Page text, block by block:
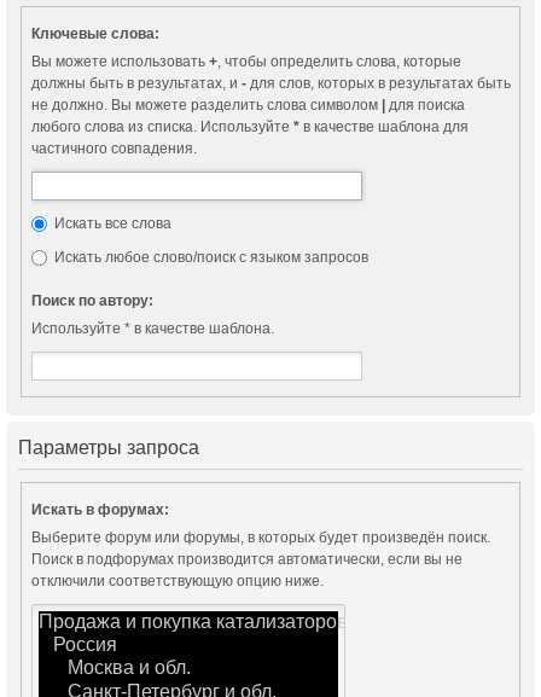
Ключевые слова:
Вы можете использовать +, чтобы определить слова, которые
должны быть в результатах, и -для слов, которых в результатах быть
не должно. Вы можете разделить слова символом |для поиска
любого слова из списка. Используйте *в качестве шаблона для
частичного совпадения.
Искать все слова
Искать любое слово/поиск с языком запросов
Поиск по автору:
Используйте * в качестве шаблона.
Параметры запроса
Искать в форумах:
Выберите форум или форумы, в которых будет произведён поиск.
Поиск в подфорумах производится автоматически, если вы не
отключили соответствующую опцию ниже.